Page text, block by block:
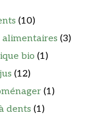
(10)
(3)
bio (1)
(12)
(1)
dents (1)